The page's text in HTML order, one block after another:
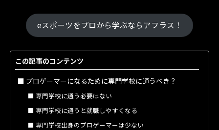
eスポーツをプロから学ぶならアフラス！
この記事のコンテンツ
プロゲーマーになるために専門学校に通うべき？
専門学校に通う必要はない
専門学校に通うと就職しやすくなる
専門学校出身のプロゲーマーは少ない